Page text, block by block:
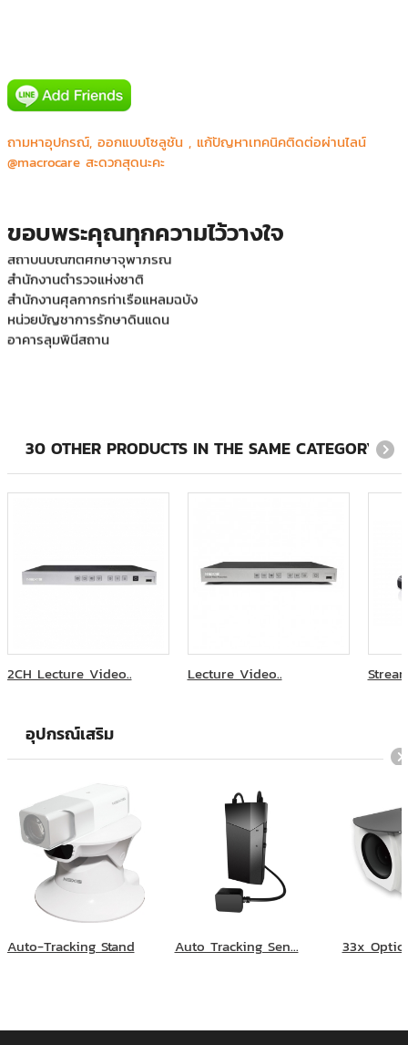
ถามหาอุปกรณ์, ออกแบบโซลูชัน , แก้ปัญหาเทคนิคติดต่อผ่านไลน์
@macrocare สะดวกสุดนะคะ
ขอบพระคุณทุกความไว้วางใจ
กระทรวงศึกษาธิการ
คณะครุศาสตร์ – มหาวิทยาลัยราชภัฏนครศรีธรรมราช
คณะวิทยาการจัดการ มหาวิทยาลัยเกษตรศาสตร์ วิทยาเขตศรีราชา
คณะเทคโนโลยีสารสนเทศ. มหาวิทยาลัยราชภัฏเทพสตรี
มหาวิทยาลัยเทคโนโลยีราชมงคลตะวันออก (มทร.ตะวันออก) วิทยาเขต
สถาบันบัณฑิตศึกษาจุฬาภรณ์
สำนักงานตำรวจแห่งชาติ
สำนักงานศุลกากรท่าเรือแหลมฉบัง
หน่วยบัญชาการรักษาดินแดน
อาคารลุมพินีสถาน
30 OTHER PRODUCTS IN THE SAME CATEGORY:
2CH Lecture Video.. Lecture Video..
อุปกรณ์เสริม
Auto-Tracking Stand Auto Tracking Sen... 33x